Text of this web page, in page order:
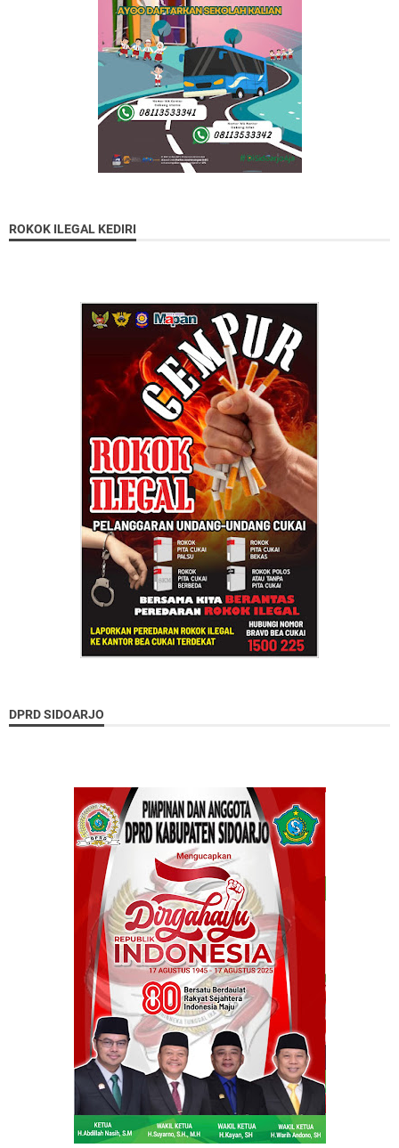
ROKOK ILEGAL KEDIRI
DPRD SIDOARJO